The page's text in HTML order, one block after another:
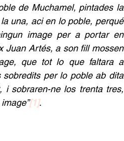
de Muchamel, pintades la
una, aci en lo poble, perqué
image per a portar en
Juan Artés, a son fill mossen
que tot lo que faltara a
per lo poble ab dita
i sobraren-ne los trenta tres,
[1].